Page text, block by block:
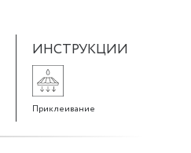
ИНСТРУКЦИИ
Приклеивание